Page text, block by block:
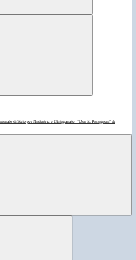
di Stato per l'Industria e l'Artigianato
"Don E. Pocognoni" di